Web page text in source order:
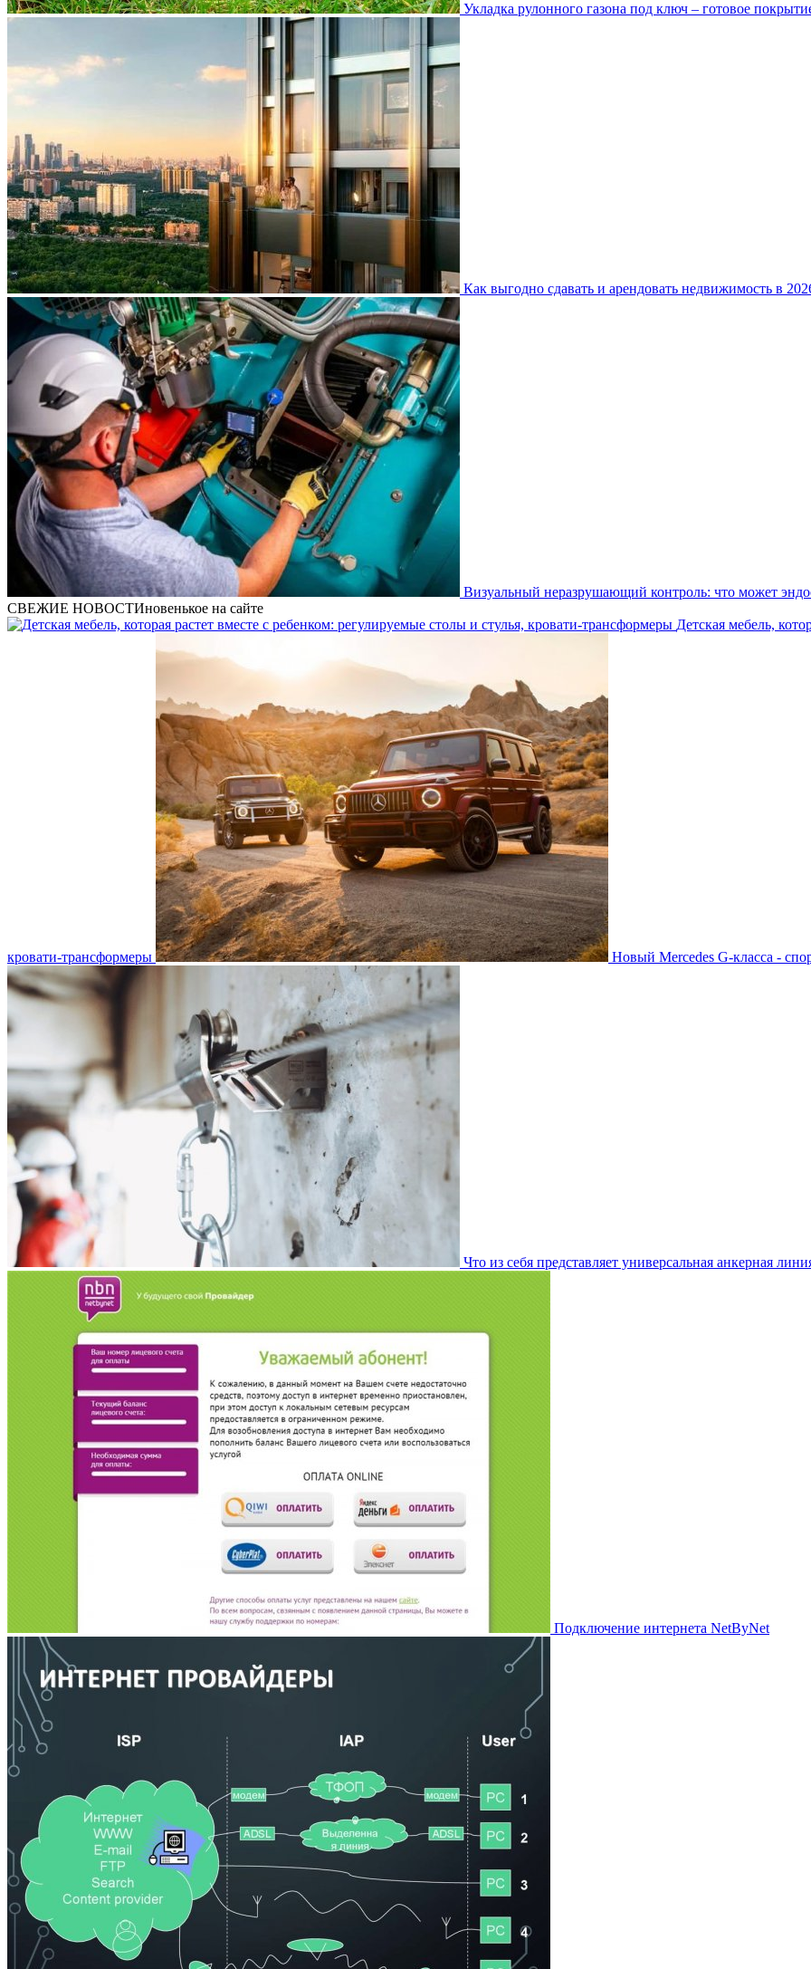
Укладка рулонного газона под ключ – готовое
Как выгодно сдавать и арендовать недвижимость в
Визуальный неразрушающий контроль: что может
СВЕЖИЕ НОВОСТИновенькое на сайте
Детская мебель,
кровати-трансформеры Новый Mercedes G-класса -
Что из себя представляет универсальная анкерная
Подключение интернета NetByNet